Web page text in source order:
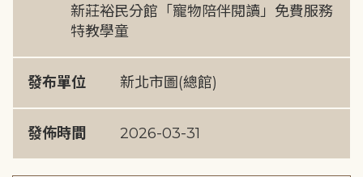
新莊裕民分館「寵物陪伴閱讀」免費服務
特教學童
發布單位 新北市圖(總館)
發佈時間 2026-03-31